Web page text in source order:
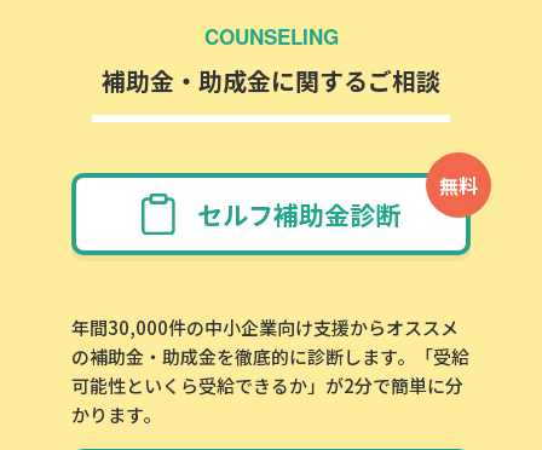
COUNSELING
補助金・助成金に関するご相談
無料
セルフ補助金診断
年間30,000件の中小企業向け支援からオススメ
の補助金・助成金を徹底的に診断します。「受給
可能性といくら受給できるか」が2分で簡単に分
かります。